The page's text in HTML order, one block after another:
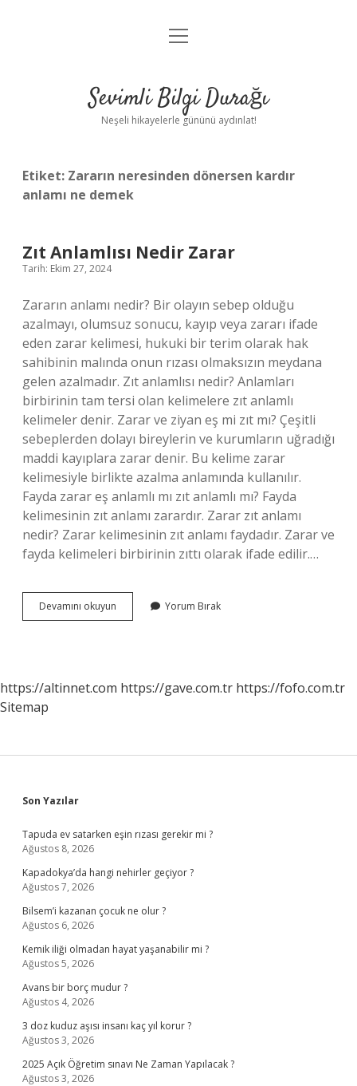
Anasayfa
Yasal Uyarı
menüyü
Sevimli Bilgi Durağı
Neşeli hikayelerle gününü aydınlat!
Etiket: Zararın neresinden dönersen kardır
anlamı ne demek
Zıt Anlamlısı Nedir Zarar
Tarih: Ekim 27, 2024
Zararın anlamı nedir? Bir olayın sebep olduğu
azalmayı, olumsuz sonucu, kayıp veya zararı ifade
eden zarar kelimesi, hukuki bir terim olarak hak
sahibinin malında onun rızası olmaksızın meydana
gelen azalmadır. Zıt anlamlısı nedir? Anlamları
birbirinin tam tersi olan kelimelere zıt anlamlı
kelimeler denir. Zarar ve ziyan eş mi zıt mı? Çeşitli
sebeplerden dolayı bireylerin ve kurumların uğradığı
maddi kayıplara zarar denir. Bu kelime zarar
kelimesiyle birlikte azalma anlamında kullanılır.
Fayda zarar eş anlamlı mı zıt anlamlı mı? Fayda
kelimesinin zıt anlamı zarardır. Zarar zıt anlamı
nedir? Zarar kelimesinin zıt anlamı faydadır. Zarar ve
fayda kelimeleri birbirinin zıttı olarak ifade edilir.…
Devamını okuyun
Anlamlısı
Yorum Bırak
https://altinnet.com https://gave.com.tr https://fofo.com.tr
Sitemap
Sidebar
Son Yazılar
Tapuda ev satarken eşin rızası gerekir mi ?
Ağustos 8, 2026
Kapadokya’da hangi nehirler geçiyor ?
Ağustos 7, 2026
Bilsem’i kazanan çocuk ne olur ?
Ağustos 6, 2026
Kemik iliği olmadan hayat yaşanabilir mi ?
Ağustos 5, 2026
Avans bir borç mudur ?
Ağustos 4, 2026
3 doz kuduz aşısı insanı kaç yıl korur ?
Ağustos 3, 2026
2025 Açık Öğretim sınavı Ne Zaman Yapılacak ?
Ağustos 3, 2026